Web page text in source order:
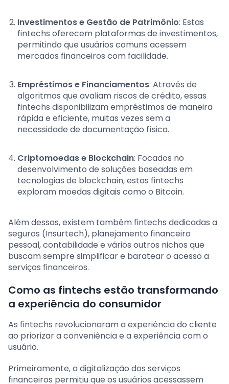
Investimentos e Gestão de Patrimônio: Estas
fintechs oferecem plataformas de investimentos,
permitindo que usuários comuns acessem
mercados financeiros com facilidade.
Empréstimos e Financiamentos: Através de
algoritmos que avaliam riscos de crédito, essas
fintechs disponibilizam empréstimos de maneira
rápida e eficiente, muitas vezes sem a
necessidade de documentação física.
Criptomoedas e Blockchain: Focados no
desenvolvimento de soluções baseadas em
tecnologias de blockchain, estas fintechs
exploram moedas digitais como o Bitcoin.
Além dessas, existem também fintechs dedicadas a
seguros (Insurtech), planejamento financeiro
pessoal, contabilidade e vários outros nichos que
buscam sempre simplificar e baratear o acesso a
serviços financeiros.
Como as fintechs estão transformando
a experiência do consumidor
As fintechs revolucionaram a experiência do cliente
ao priorizar a conveniência e a experiência com o
usuário.
Primeiramente, a digitalização dos serviços
financeiros permitiu que os usuários acessassem